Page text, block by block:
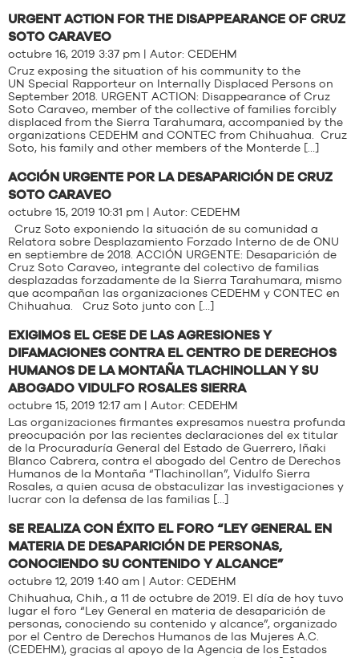
URGENT ACTION FOR THE DISAPPEARANCE OF CRUZ
SOTO CARAVEO
octubre 16, 2019 3:37 pm | Autor: CEDEHM
Cruz exposing the situation of his community to the
UN Special Rapporteur on Internally Displaced Persons on
September 2018. URGENT ACTION: Disappearance of Cruz
Soto Caraveo, member of the collective of families forcibly
displaced from the Sierra Tarahumara, accompanied by the
organizations CEDEHM and CONTEC from Chihuahua. Cruz
Soto, his family and other members of the Monterde […]
ACCIÓN URGENTE POR LA DESAPARICIÓN DE CRUZ
SOTO CARAVEO
octubre 15, 2019 10:31 pm | Autor: CEDEHM
Cruz Soto exponiendo la situación de su comunidad a
Relatora sobre Desplazamiento Forzado Interno de de ONU
en septiembre de 2018. ACCIÓN URGENTE: Desaparición de
Cruz Soto Caraveo, integrante del colectivo de familias
desplazadas forzadamente de la Sierra Tarahumara, mismo
que acompañan las organizaciones CEDEHM y CONTEC en
Chihuahua. Cruz Soto junto con […]
EXIGIMOS EL CESE DE LAS AGRESIONES Y
DIFAMACIONES CONTRA EL CENTRO DE DERECHOS
HUMANOS DE LA MONTAÑA TLACHINOLLAN Y SU
ABOGADO VIDULFO ROSALES SIERRA
octubre 15, 2019 12:17 am | Autor: CEDEHM
Las organizaciones firmantes expresamos nuestra profunda
preocupación por las recientes declaraciones del ex titular
de la Procuraduría General del Estado de Guerrero, Iñaki
Blanco Cabrera, contra el abogado del Centro de Derechos
Humanos de la Montaña “Tlachinollan”, Vidulfo Sierra
Rosales, a quien acusa de obstaculizar las investigaciones y
lucrar con la defensa de las familias […]
SE REALIZA CON ÉXITO EL FORO “LEY GENERAL EN
MATERIA DE DESAPARICIÓN DE PERSONAS,
CONOCIENDO SU CONTENIDO Y ALCANCE”
octubre 12, 2019 1:40 am | Autor: CEDEHM
Chihuahua, Chih., a 11 de octubre de 2019. El día de hoy tuvo
lugar el foro “Ley General en materia de desaparición de
personas, conociendo su contenido y alcance”, organizado
por el Centro de Derechos Humanos de las Mujeres A.C.
(CEDEHM), gracias al apoyo de la Agencia de los Estados